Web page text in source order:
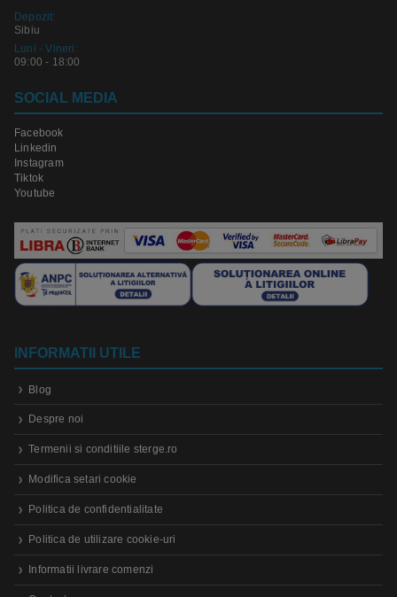
Depozit:
Sibiu
Luni - Vineri:
09:00 - 18:00
SOCIAL MEDIA
Facebook
Linkedin
Instagram
Tiktok
Youtube
INFORMATII UTILE
Blog
Despre noi
Termenii si conditiile sterge.ro
Modifica setari cookie
Politica de confidentialitate
Politica de utilizare cookie-uri
Informatii livrare comenzi